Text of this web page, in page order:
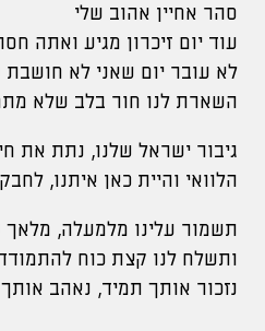
סהר אחיין אהוב שלי
עוד יום זיכרון מגיע ואתה
לא עובר יום שאני לא
השארת לנו חור בלב שלא
גיבור ישראל שלנו, נתת את
הלוואי והיית כאן איתנו,
תשמור עלינו מלמעלה, מלאך
ותשלח לנו קצת כוח
נזכור אותך תמיד, נאהב